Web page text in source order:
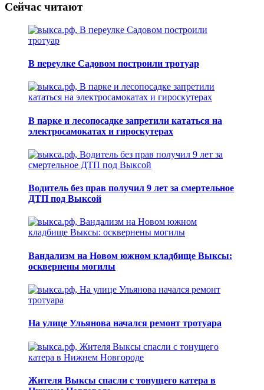
Сейчас читают
В переулке Садовом построили тротуар
В парке и лесопосадке запретили кататься на
электросамокатах и гироскутерах
Водитель без прав получил 9 лет за смертельное
ДТП под Выксой
Вандализм на Новом южном кладбище Выксы:
осквернены могилы
На улице Ульянова начался ремонт тротуара
Жителя Выксы спасли с тонущего катера в